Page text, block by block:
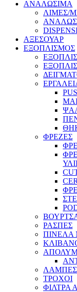
ΑΝΑΛΩΣΙΜΑ
ΛΙΜΕΣ/
ΑΞΕΣΟΥΑΡ
ΕΞΟΠΛΙΣΜΟΣ
ΦΡΕΖΕΣ
ΡΑΣΠΕΣ
ΠΙΝΕΛΑ
ΤΡΟΧΟΙ
ΦΙΛΤΡΑ